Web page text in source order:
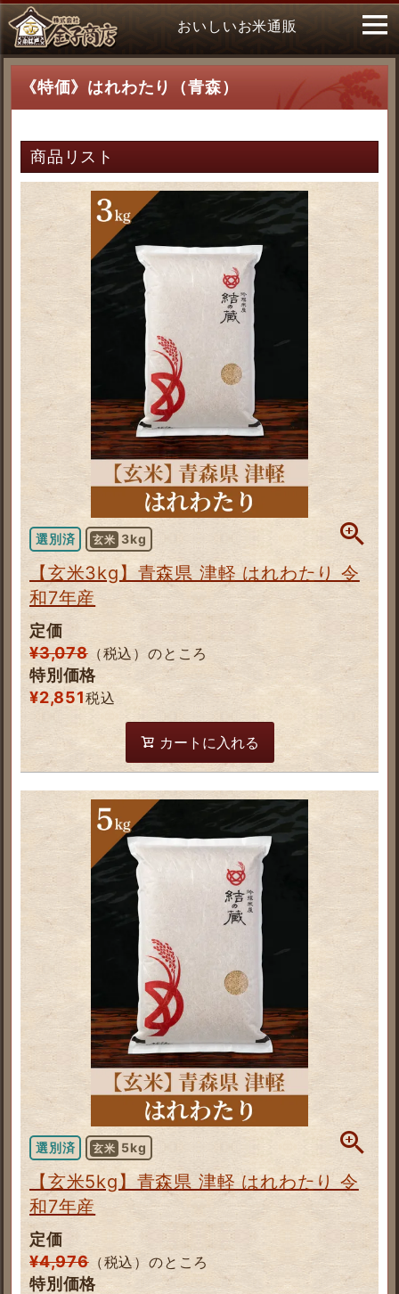
おいしいお米通販
《特価》はれわたり（青森）
商品リスト
選別済 玄米 3kg
【玄米3kg】青森県 津軽 はれわたり 令
和7年産
定価
¥3,078（税込）のところ
特別価格
¥2,851税込
カートに入れる
選別済 玄米 5kg
【玄米5kg】青森県 津軽 はれわたり 令
和7年産
定価
¥4,976（税込）のところ
特別価格